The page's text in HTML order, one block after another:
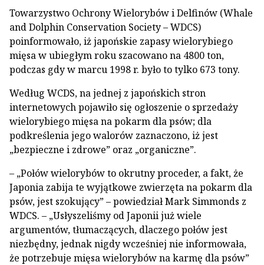
Towarzystwo Ochrony Wielorybów i Delfinów (Whale
and Dolphin Conservation Society – WDCS)
poinformowało, iż japońskie zapasy wielorybiego
mięsa w ubiegłym roku szacowano na 4800 ton,
podczas gdy w marcu 1998 r. było to tylko 673 tony.
Według WCDS, na jednej z japońskich stron
internetowych pojawiło się ogłoszenie o sprzedaży
wielorybiego mięsa na pokarm dla psów; dla
podkreślenia jego walorów zaznaczono, iż jest
„bezpieczne i zdrowe” oraz „organiczne”.
– „Połów wielorybów to okrutny proceder, a fakt, że
Japonia zabija te wyjątkowe zwierzęta na pokarm dla
psów, jest szokujący” – powiedział Mark Simmonds z
WDCS. – „Usłyszeliśmy od Japonii już wiele
argumentów, tłumaczących, dlaczego połów jest
niezbędny, jednak nigdy wcześniej nie informowała,
że potrzebuje mięsa wielorybów na karmę dla psów”